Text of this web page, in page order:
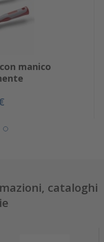
manico
cataloghi